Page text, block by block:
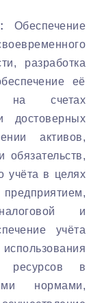
Обеспечение
разработка
её
на счетах
достоверных
активов,
учёта в целях
и
учёта
ресурсов в
нормами,